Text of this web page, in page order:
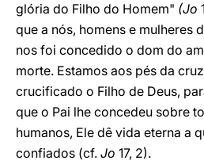
glória do Filho do Homem" (Jo
que a nós, homens e mulheres
nos foi concedido o dom do
morte. Estamos aos pés da
crucificado o Filho de Deus,
que o Pai lhe concedeu sobre
humanos, Ele dê vida eterna a
confiados (cf. Jo 17, 2).